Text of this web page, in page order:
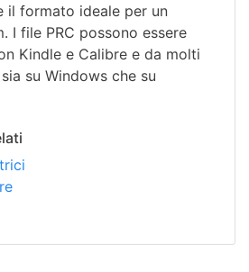
il formato ideale per un
I file PRC possono essere
Kindle e Calibre e da molti
su Windows che su